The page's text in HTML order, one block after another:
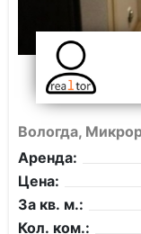
Вологда,
Аренда:
Цена:
За кв. м.:
Кол. ком.: